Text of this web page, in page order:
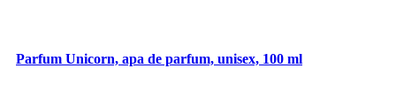
Parfum Unicorn, apa de parfum, unisex, 100 ml